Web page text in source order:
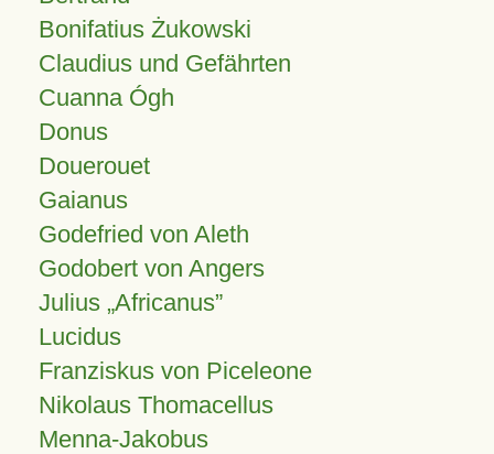
Bonifatius Żukowski
Claudius und Gefährten
Cuanna Ógh
Donus
Douerouet
Gaianus
Godefried von Aleth
Godobert von Angers
Julius Africanus
Lucidus
Franziskus von Piceleone
Nikolaus Thomacellus
Menna-Jakobus